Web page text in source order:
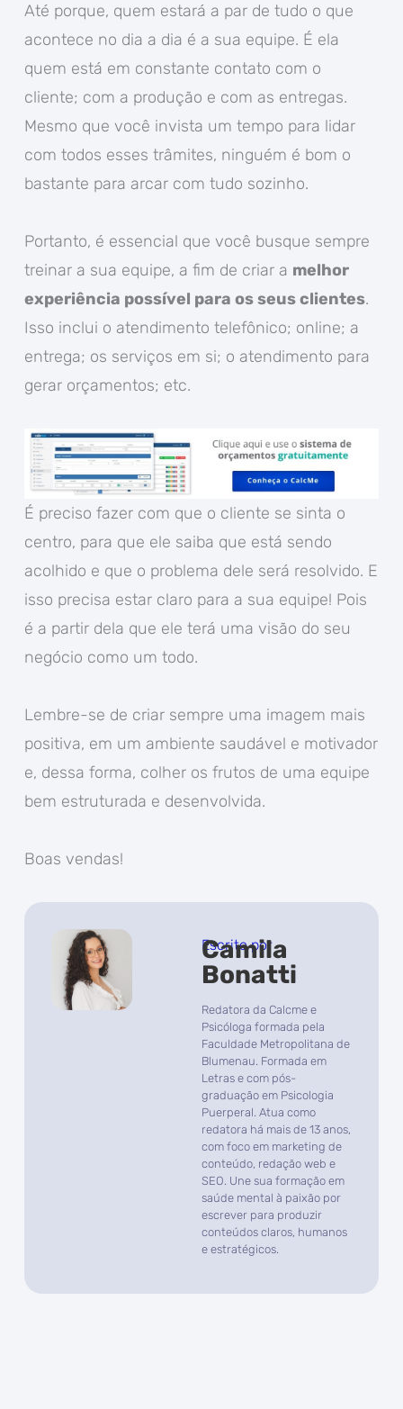
Até porque, quem estará a par de tudo o que
acontece no dia a dia é a sua equipe. É ela
quem está em constante contato com o
cliente; com a produção e com as entregas.
Mesmo que você invista um tempo para lidar
com todos esses trâmites, ninguém é bom o
bastante para arcar com tudo sozinho.
Portanto, é essencial que você busque sempre
treinar a sua equipe, a fim de criar a melhor
experiência possível para os seus clientes.
Isso inclui o atendimento telefônico; online; a
entrega; os serviços em si; o atendimento para
gerar orçamentos; etc.
É preciso fazer com que o cliente se sinta o
centro, para que ele saiba que está sendo
acolhido e que o problema dele será resolvido. E
isso precisa estar claro para a sua equipe! Pois
é a partir dela que ele terá uma visão do seu
negócio como um todo.
Lembre-se de criar sempre uma imagem mais
positiva, em um ambiente saudável e motivador
e, dessa forma, colher os frutos de uma equipe
bem estruturada e desenvolvida.
Boas vendas!
Escrito por
Camila
Bonatti
Redatora da Calcme e
Psicóloga formada pela
Faculdade Metropolitana de
Blumenau. Formada em
Letras e com pós-
graduação em Psicologia
Puerperal. Atua como
redatora há mais de 13 anos,
com foco em marketing de
conteúdo, redação web e
SEO. Une sua formação em
saúde mental à paixão por
escrever para produzir
conteúdos claros, humanos
e estratégicos.